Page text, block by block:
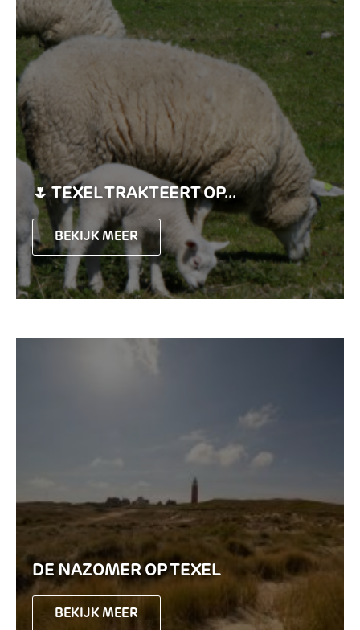
🌷 TEXEL TRAKTEERT OP...
BEKIJK MEER
DE NAZOMER OP TEXEL
BEKIJK MEER